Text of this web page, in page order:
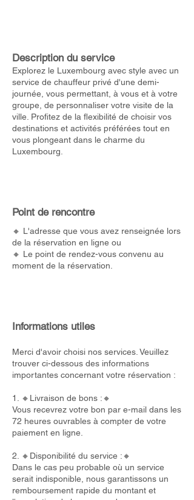
Description du service
Explorez le Luxembourg avec style avec un
service de chauffeur privé d'une demi-
journée, vous permettant, à vous et à votre
groupe, de personnaliser votre visite de la
ville. Profitez de la flexibilité de choisir vos
destinations et activités préférées tout en
vous plongeant dans le charme du
Luxembourg.
Point de rencontre
🔸 L'adresse que vous avez renseignée lors
de la réservation en ligne ou
🔸 Le point de rendez-vous convenu au
moment de la réservation.
Informations utiles
Merci d'avoir choisi nos services. Veuillez
trouver ci-dessous des informations
importantes concernant votre réservation :
1. 🔸Livraison de bons :🔸
Vous recevrez votre bon par e-mail dans les
72 heures ouvrables à compter de votre
paiement en ligne.
2. 🔸Disponibilité du service :🔸
Dans le cas peu probable où un service
serait indisponible, nous garantissons un
remboursement rapide du montant et